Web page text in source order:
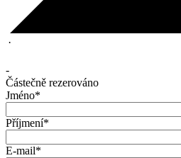
·
-
Částečně rezerováno
Jméno*
Příjmení*
E-mail*